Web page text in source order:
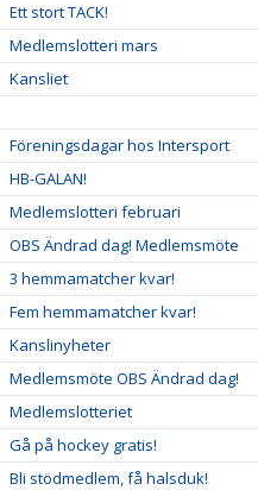
Ett stort TACK!
Medlemslotteri mars
Kansliet
Föreningsdagar hos Intersport
HB-GALAN!
Medlemslotteri februari
OBS Ändrad dag! Medlemsmöte
3 hemmamatcher kvar!
Fem hemmamatcher kvar!
Kanslinyheter
Medlemsmöte OBS Ändrad dag!
Medlemslotteriet
Gå på hockey gratis!
Bli stödmedlem, få halsduk!